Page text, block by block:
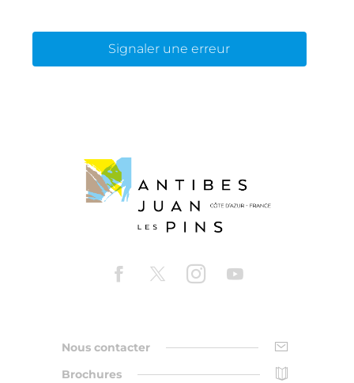
Signaler une erreur
Nous contacter
Brochures